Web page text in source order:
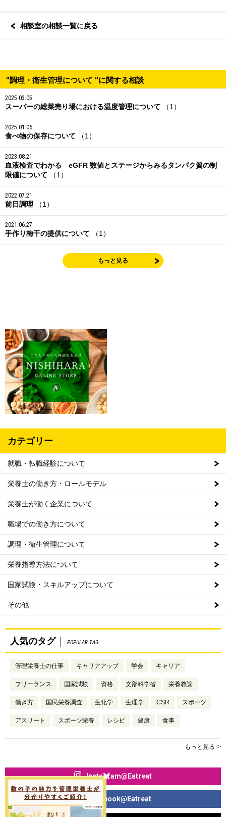
相談室の相談一覧に戻る
"調理・衛生管理について "に関する相談
2025.03.05
スーパーの総菜売り場における温度管理について （1）
2025.01.06
食べ物の保存について （1）
2023.08.21
血液検査でわかる eGFR 数値とステージからみるタンパク質の制
限値について
（1）
2022.07.21
前日調理 （1）
2021.06.27
手作り梅干の提供について （1）
もっと見る
カテゴリー
就職・転職経験について
栄養士の働き方・ロールモデル
栄養士が働く企業について
職場での働き方について
調理・衛生管理について
栄養指導方法について
国家試験・スキルアップについて
その他
人気のタグ POPULAR TAG
管理栄養士の仕事 キャリアアップ 学会 キャリア
フリーランス 国家試験 資格 文部科学省 栄養教諭
働き方 国民栄養調査 生化学 生理学 CSR スポーツ
アスリート スポーツ栄養 レシピ 健康 食事
もっと見る
Instagram@Eatreat
Facebook@Eatreat